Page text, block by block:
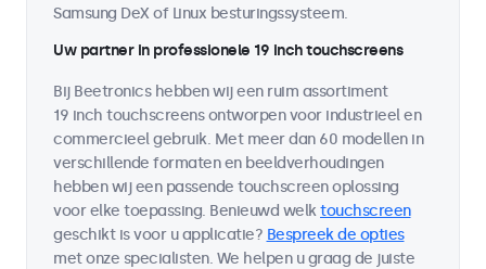
Samsung DeX of Linux besturingssysteem.
Uw partner in professionele 19 inch touchscreens
Bij Beetronics hebben wij een ruim assortiment
19 inch touchscreens ontworpen voor industrieel en
commercieel gebruik. Met meer dan 60 modellen in
verschillende formaten en beeldverhoudingen
hebben wij een passende touchscreen oplossing
voor elke toepassing. Benieuwd welktouchscreen
geschikt is voor u applicatie? Bespreek de opties
met onze specialisten. We helpen u graag de juiste